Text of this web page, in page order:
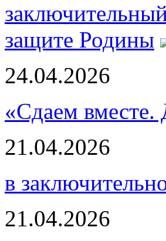
защите Родины
24.04.2026
«Сдаем
21.04.2026
в
21.04.2026